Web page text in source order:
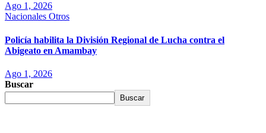
Ago 1, 2026
Nacionales Otros
Policía habilita la División Regional de Lucha contra el
Abigeato en Amambay
Ago 1, 2026
Buscar
Buscar